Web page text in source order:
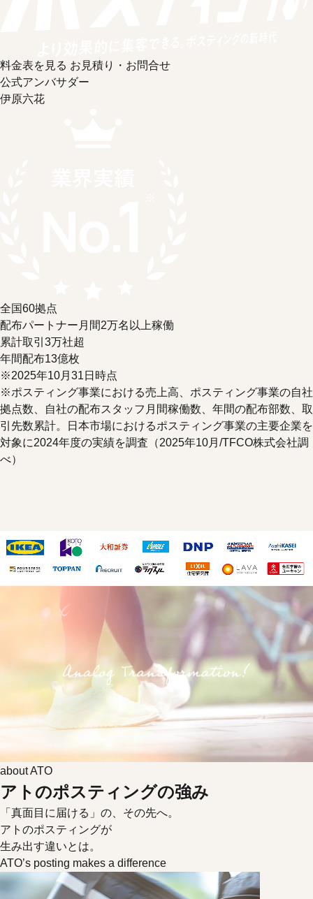
料金表を見る お見積り・お問合せ
公式アンバサダー
伊原六花
全国60拠点
配布パートナー月間2万名以上稼働
累計取引 3万社超
年間配布13億枚
※2025年10月31日時点
※ポスティング事業における売上高、ポスティング事業の自社
拠点数、自社の配布スタッフ月間稼働数、年間の配布部数、取
引先数累計。日本市場におけるポスティング事業の主要企業を
対象に2024年度の実績を調査（2025年10月/TFCO株式会社調
べ）
about ATO
アトのポスティングの強み
「真面目に届ける」の、その先へ。
アトのポスティングが
生み出す違いとは。
ATO’s posting makes a difference